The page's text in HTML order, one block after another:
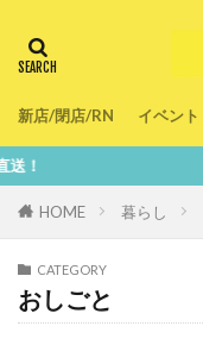
新店/閉店/RN イベント
HOME 暮らし
CATEGORY
おしごと